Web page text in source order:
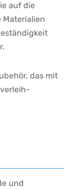
auf die
Materialien
das mit
‍und